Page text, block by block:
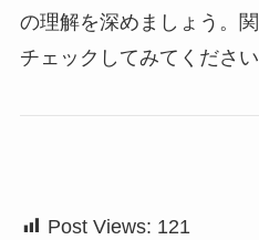
の理解を深めましょう。
チェックしてみてください
Post Views: 121